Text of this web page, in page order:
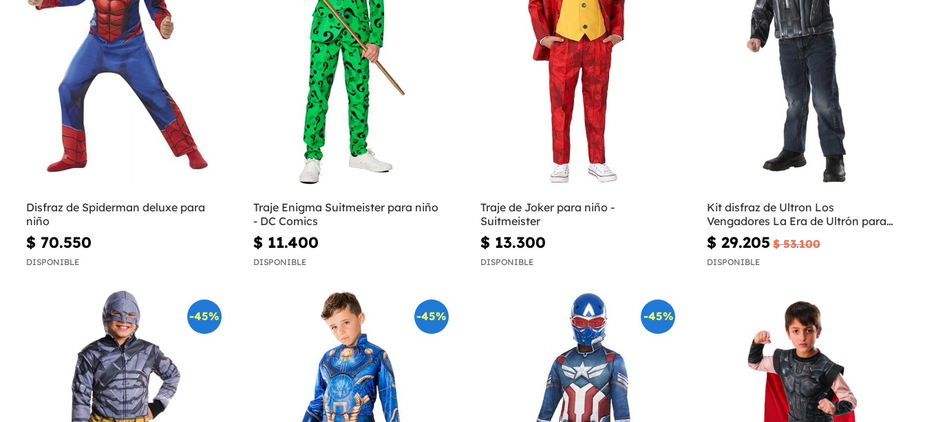
Disfraz de Spiderman deluxe para
niño
$ 70.550
DISPONIBLE
Traje Enigma Suitmeister para niño
- DC Comics
$ 11.400
DISPONIBLE
Traje de Joker para niño -
Suitmeister
$ 13.300
DISPONIBLE
Kit disfraz de Ultron Los
Vengadores La Era de Ultrón para
niño
$ 29.205 $ 53.100
DISPONIBLE
-45% -45% -45%